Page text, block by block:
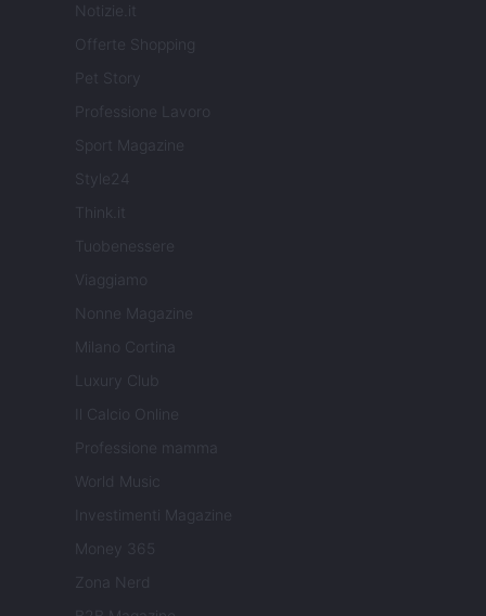
Notizie.it
Offerte Shopping
Pet Story
Professione Lavoro
Sport Magazine
Style24
Think.it
Tuobenessere
Viaggiamo
Nonne Magazine
Milano Cortina
Luxury Club
Il Calcio Online
Professione mamma
World Music
Investimenti Magazine
Money 365
Zona Nerd